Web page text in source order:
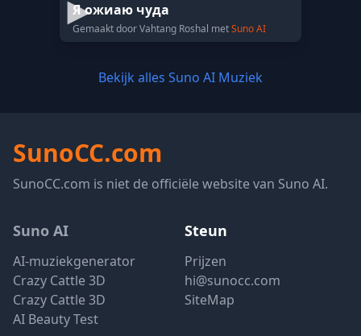
Я ожиаю чуда
Gemaakt door Vahtang Roshal metSuno AI
Bekijk alles Suno AI Muziek
SunoCC.com
SunoCC.com is niet de officiële website van Suno AI.
Suno AI
AI-muziekgenerator
Crazy Cattle 3D
Crazy Cattle 3D
AI Beauty Test
Steun
Prijzen
hi@sunocc.com
SiteMap